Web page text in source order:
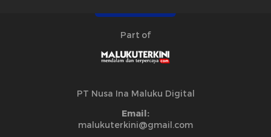
Part of
PT Nusa Ina Maluku Digital
Email:
malukuterkini@gmail.com